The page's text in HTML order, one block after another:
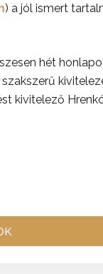
) a jól ismert
hét
kivitelező